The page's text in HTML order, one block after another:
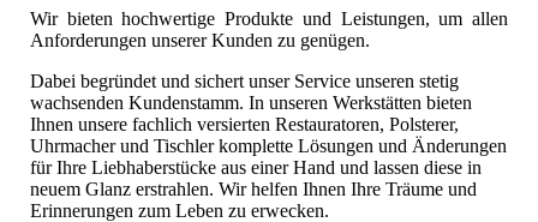
Wir bieten hochwertige Produkte und Leistungen, um allen
Anforderungen unserer Kunden zu genügen.
Dabei begründet und sichert unser Service unseren stetig
wachsenden Kundenstamm. In unseren Werkstätten bieten
Ihnen unsere fachlich versierten Restauratoren, Polsterer,
Uhrmacher und Tischler komplette Lösungen und Änderungen
für Ihre Liebhaberstücke aus einer Hand und lassen diese in
neuem Glanz erstrahlen. Wir helfen Ihnen Ihre Träume und
Erinnerungen zum Leben zu erwecken.